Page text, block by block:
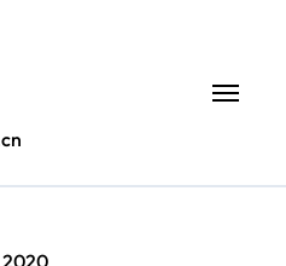
2020